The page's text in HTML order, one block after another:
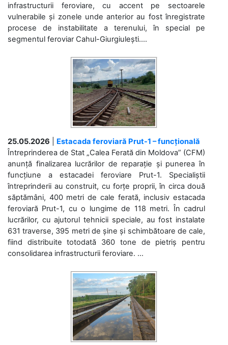
infrastructurii feroviare, cu accent pe sectoarele
vulnerabile și zonele unde anterior au fost înregistrate
procese de instabilitate a terenului, în special pe
segmentul feroviar Cahul-Giurgiulești....
25.05.2026
Estacada feroviară Prut-1 – funcțională
Întreprinderea de Stat „Calea Ferată din Moldova” (CFM)
anunță finalizarea lucrărilor de reparație și punerea în
funcțiune a estacadei feroviare Prut-1. Specialiștii
întreprinderii au construit, cu forțe proprii, în circa două
săptămâni, 400 metri de cale ferată, inclusiv estacada
feroviară Prut-1, cu o lungime de 118 metri. În cadrul
lucrărilor, cu ajutorul tehnicii speciale, au fost instalate
631 traverse, 395 metri de șine și schimbătoare de cale,
fiind distribuite totodată 360 tone de pietriș pentru
consolidarea infrastructurii feroviare. ...